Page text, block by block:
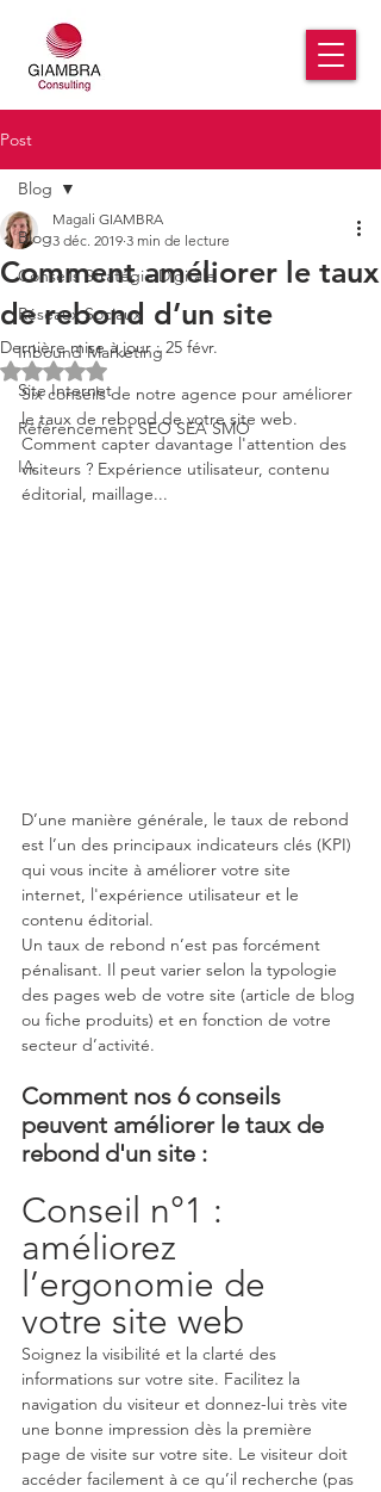
Post
Blog
Conseils Stratégie Digitale
Réseaux Sociaux
Inbound Marketing
Site Internet
Référencement SEO SEA SMO
IA
Blog
Comment améliorer le taux
de rebond d’un site
Magali GIAMBRA
3 déc. 2019 3 min de lecture
Dernière mise à jour :25 févr.
Noté NaN étoiles sur 5.
Six conseils de notre agence pour améliorer
le taux de rebond de votre site web.
Comment capter davantage l'attention des
visiteurs ? Expérience utilisateur, contenu
éditorial, maillage...
D’une manière générale, le taux de rebond
est l’un des principaux indicateurs clés (KPI)
qui vous incite à améliorer votre site
internet, l'expérience utilisateur et le
contenu éditorial.
Un taux de rebond n’est pas forcément
pénalisant. Il peut varier selon la typologie
des pages web de votre site (article de blog
ou fiche produits) et en fonction de votre
secteur d’activité.
Comment nos 6 conseils
peuvent améliorer le taux de
rebond d'un site :
Conseil n°1 :
améliorez
l’ergonomie de
votre site web
Soignez la visibilité et la clarté des
informations sur votre site. Facilitez la
navigation du visiteur et donnez-lui très vite
une bonne impression dès la première
page de visite sur votre site. Le visiteur doit
accéder facilement à ce qu’il recherche (pas